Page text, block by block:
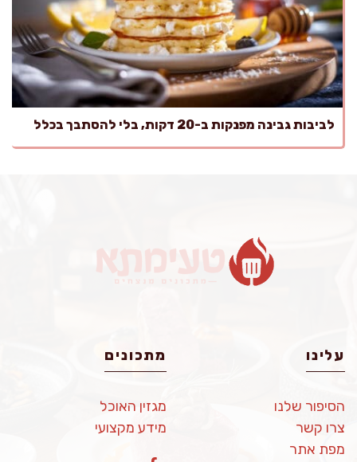
לביבות גבינה מפנקות ב-20 דקות, בלי להסתבך בכלל
עלינו
הסיפור שלנו
צרו קשר
מפת אתר
מתכונים
מגזין האוכל
מידע מקצועי